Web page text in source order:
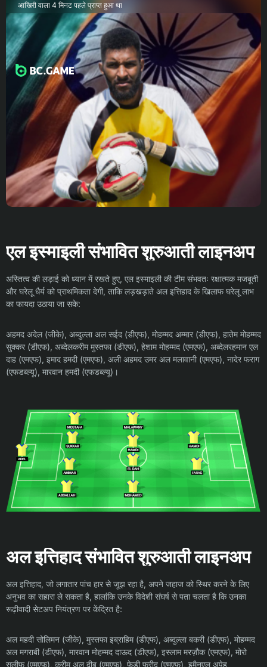
आखिरी वाला 4 मिनट पहले प्राप्त हुआ था
एल इस्माइली संभावित शुरुआती लाइनअप
अस्तित्व की लड़ाई को ध्यान में रखते हुए, एल इस्माइली की टीम संभवतः रक्षात्मक मजबूती
और घरेलू धैर्य को प्राथमिकता देगी, ताकि लड़खड़ाते अल इत्तिहाद के खिलाफ घरेलू लाभ
का फायदा उठाया जा सके:
अहमद अदेल (जीके), अब्दुल्ला अल सईद (डीएफ), मोहम्मद अम्मार (डीएफ), हातेम मोहम्मद
सुक्कर (डीएफ), अब्देलकरीम मुस्तफा (डीएफ), हेशाम मोहम्मद (एमएफ), अब्देलरहमान एल
दाह (एमएफ), इमाद हमदी (एमएफ), अली अहमद उमर अल मलावानी (एमएफ), नादेर फराग
(एफडब्ल्यू), मारवान हमदी (एफडब्ल्यू)।
अल इत्तिहाद संभावित शुरुआती लाइनअप
अल इत्तिहाद, जो लगातार पांच हार से जूझ रहा है, अपने जहाज को स्थिर करने के लिए
अनुभव का सहारा ले सकता है, हालांकि उनके विदेशी संघर्ष से पता चलता है कि उनका
रूढ़ीवादी सेटअप नियंत्रण पर केंद्रित है:
अल महदी सोलिमन (जीके), मुस्तफा इब्राहिम (डीएफ), अब्दुल्ला बकरी (डीएफ), मोहम्मद
अल मगराबी (डीएफ), मारवान मोहम्मद दाऊद (डीएफ), इस्लाम मरज़ौक (एमएफ), मोरो
सलीफु (एमएफ), करीम अल दीब (एमएफ), फेडी फरीद (एमएफ), इमैनुएल अपेह